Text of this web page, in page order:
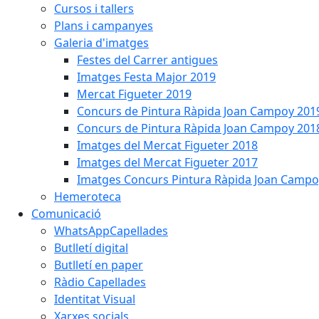
Cursos i tallers
Plans i campanyes
Galeria d'imatges
Festes del Carrer antigues
Imatges Festa Major 2019
Mercat Figueter 2019
Concurs de Pintura Ràpida Joan Campoy
Concurs de Pintura Ràpida Joan Campoy
Imatges del Mercat Figueter 2018
Imatges del Mercat Figueter 2017
Imatges Concurs Pintura Ràpida Joan
Hemeroteca
Comunicació
WhatsAppCapellades
Butlletí digital
Butlletí en paper
Ràdio Capellades
Identitat Visual